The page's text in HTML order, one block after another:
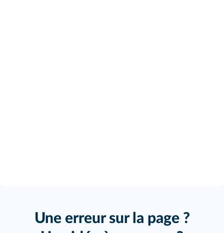
Une erreur sur la page ?